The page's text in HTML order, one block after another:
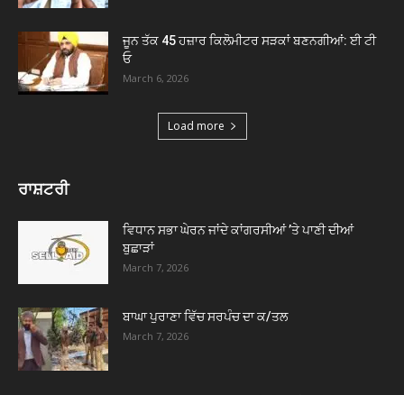
ਜੂਨ ਤੱਕ 45 ਹਜ਼ਾਰ ਕਿਲੋਮੀਟਰ ਸੜਕਾਂ ਬਣਨਗੀਆਂ: ਈ ਟੀ
ਓ
March 6, 2026
Load more
ਰਾਸ਼ਟਰੀ
ਵਿਧਾਨ ਸਭਾ ਘੇਰਨ ਜਾਂਦੇ ਕਾਂਗਰਸੀਆਂ ’ਤੇ ਪਾਣੀ ਦੀਆਂ
ਬੁਛਾੜਾਂ
March 7, 2026
ਬਾਘਾ ਪੁਰਾਣਾ ਵਿੱਚ ਸਰਪੰਚ ਦਾ ਕ/ਤਲ
March 7, 2026